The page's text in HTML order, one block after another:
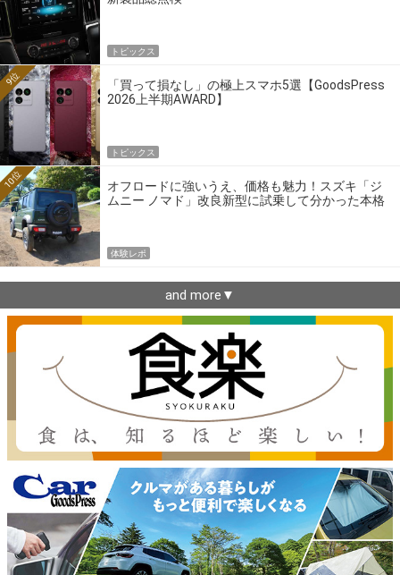
トピックス
「買って損なし」の極上スマホ5選【GoodsPress
2026上半期AWARD】
9位
トピックス
オフロードに強いうえ、価格も魅力！スズキ「ジ
ムニー ノマド」改良新型に試乗して分かった本格
10位
体験レポ
and more▼